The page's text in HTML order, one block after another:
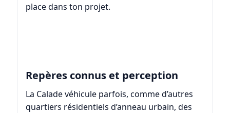
place dans ton projet.
Repères connus et perception
La Calade véhicule parfois, comme d’autres
quartiers résidentiels d’anneau urbain, des